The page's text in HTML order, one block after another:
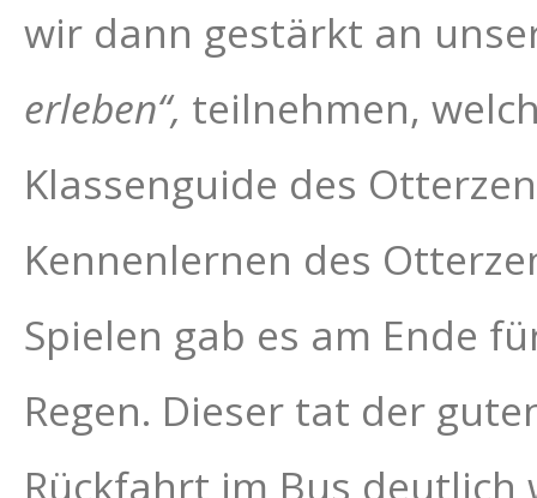
wir dann gestärkt an
erleben“, teilnehmen,
Klassenguide des
Kennenlernen des
Spielen gab es am Ende
Regen. Dieser tat der
Rückfahrt im Bus deutlich